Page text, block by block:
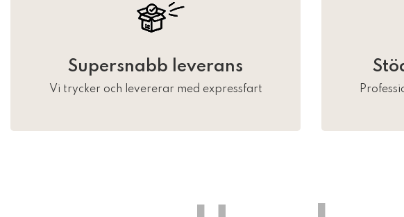
Supersnabb leverans
Vi trycker och levererar med expressfart